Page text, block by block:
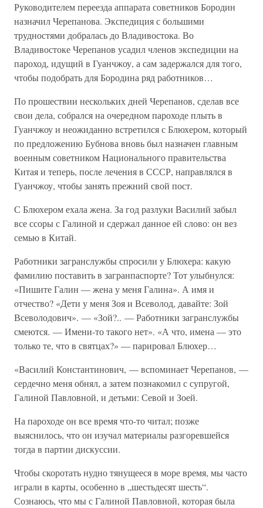
Руководителем переезда аппарата советников Бородин
назначил Черепанова. Экспедиция с большими
трудностями добралась до Владивостока. Во
Владивостоке Черепанов усадил членов экспедиции на
пароход, идущий в Гуанчжоу, а сам задержался для того,
чтобы подобрать для Бородина ряд работников…
По прошествии нескольких дней Черепанов, сделав все
свои дела, собрался на очередном пароходе плыть в
Гуанчжоу и неожиданно встретился с Блюхером, который
по предложению Бубнова вновь был назначен главным
военным советником Национального правительства
Китая и теперь, после лечения в СССР, направлялся в
Гуанчжоу, чтобы занять прежний свой пост.
С Блюхером ехала жена. За год разлуки Василий забыл
все ссоры с Галиной и сдержал данное ей слово: он вез
семью в Китай.
Работники загранслужбы спросили у Блюхера: какую
фамилию поставить в загранпаспорте? Тот улыбнулся:
«Пишите Галин — жена у меня Галина». А имя и
отчество? «Дети у меня Зоя и Всеволод, давайте: Зой
Всеволодович». — «Зой?.. — Работники загранслужбы
смеются. — Имени-то такого нет». «А что, имена — это
только те, что в святцах?» — парировал Блюхер…
«Василий Константинович, — вспоминает Черепанов, —
сердечно меня обнял, а затем познакомил с супругой,
Галиной Павловной, и детьми: Севой и Зоей.
На пароходе он все время что-то читал; позже
выяснилось, что он изучал материалы разгоревшейся
тогда в партии дискуссии.
Чтобы скоротать нудно тянущееся в море время, мы часто
играли в карты, особенно в „шестьдесят шесть“.
Сознаюсь, что мы с Галиной Павловной, которая была